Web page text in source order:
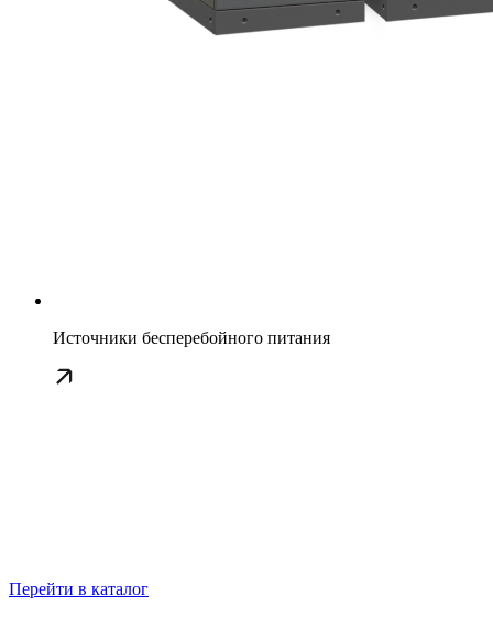
Источники бесперебойного питания
Перейти в каталог